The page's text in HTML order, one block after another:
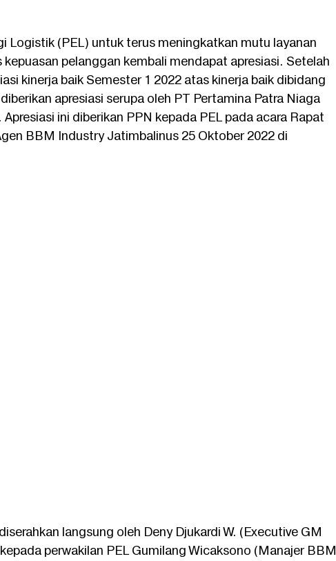
Logistik (PEL) untuk terus meningkatkan mutu layanan
pelanggan kembali mendapat apresiasi. Setelah
kinerja baik Semester 1 2022 atas kinerja baik dibidang
apresiasi serupa oleh PT Pertamina Patra Niaga
ini diberikan PPN kepada PEL pada acara Rapat
BBM Industry Jatimbalinus 25 Oktober 2022 di
langsung oleh Deny Djukardi W. (Executive GM
perwakilan PEL Gumilang Wicaksono (Manajer BBM